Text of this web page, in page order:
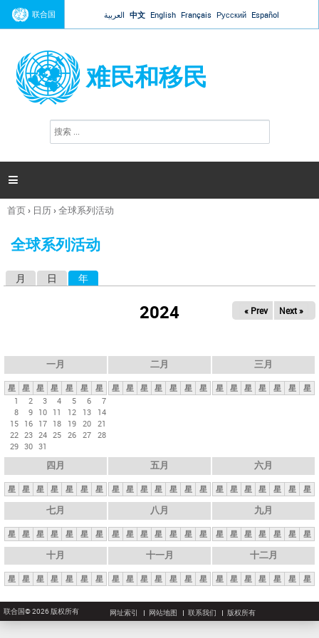
Jump to navigation
联合国 العربية 中文 English Français Русский Español
难民和移民
搜
索

你
这
首页› 日历›全球系列活动
全球系列活动
月 日 年
2024 « Prev Next »
一月
星 星 星 星 星 星
星
1
2 3 4 5 6
7
8
9 10 11 12 13
14
15 16 17 18 19 20 21
22 23 24 25 26 27 28
29 30 31
二月
星 星 星 星 星 星 星
三月
星 星 星 星 星 星 星
四月
星 星 星 星 星 星 星
五月
星 星 星 星 星 星 星
六月
星 星 星 星 星 星 星
七月
星 星 星 星 星 星 星
八月
星 星 星 星 星 星 星
九月
星 星 星 星 星 星 星
十月
星 星 星 星 星 星 星
十一月
星 星 星 星 星 星 星
十二月
星 星 星 星 星 星 星
联合国© 2026 版权所有 网址索引 网站地图 联系我们 版权所有